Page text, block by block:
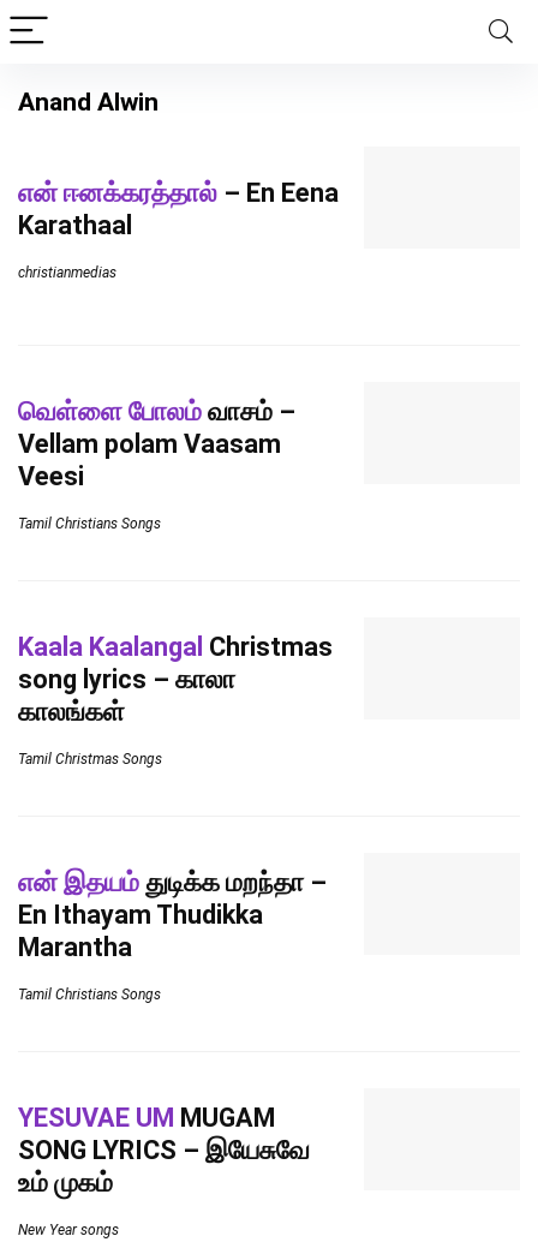
Anand Alwin
என் ஈனக்கரத்தால் – En Eena
Karathaal
christianmedias
வெள்ளை போலம் வாசம் –
Vellam polam Vaasam
Veesi
Tamil Christians Songs
Kaala Kaalangal Christmas
song lyrics – காலா
காலங்கள்
Tamil Christmas Songs
என் இதயம் துடிக்க மறந்தா –
En Ithayam Thudikka
Marantha
Tamil Christians Songs
YESUVAE UM MUGAM
SONG LYRICS – இயேசுவே
உம் முகம்
New Year songs